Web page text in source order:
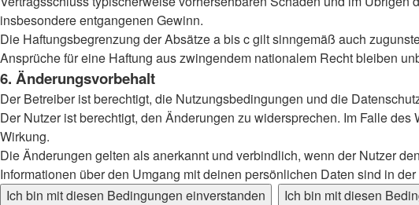
insbesondere entgangenen Gewinn.
Die Haftungsbegrenzung der Absätze a bis c gilt sinngemäß auch
Ansprüche für eine Haftung aus zwingendem nationalem Recht bleiben
6. Änderungsvorbehalt
Der Betreiber ist berechtigt, die Nutzungsbedingungen und die
Der Nutzer ist berechtigt, den Änderungen zu widersprechen. Im Falle
Wirkung.
Die Änderungen gelten als anerkannt und verbindlich, wenn der Nutzer
Informationen über den Umgang mit deinen persönlichen Daten sind in